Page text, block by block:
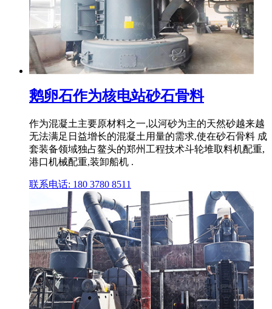
鹅卵石作为核电站砂石骨料
作为混凝土主要原材料之一,以河砂为主的天然砂越来越
无法满足日益增长的混凝土用量的需求,使在砂石骨料 成
套装备领域独占鳌头的郑州工程技术斗轮堆取料机配重,
港口机械配重,装卸船机 .
联系电话: 180 3780 8511